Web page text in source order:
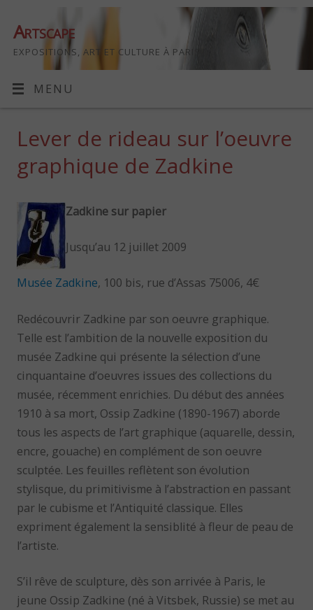
Artscape
EXPOSITIONS, ART ET CULTURE À PARIS
MENU
Lever de rideau sur l’oeuvre
graphique de Zadkine
Zadkine sur papier
Jusqu’au 12 juillet 2009
Musée Zadkine, 100 bis, rue d’Assas 75006, 4€
Redécouvrir Zadkine par son oeuvre graphique.
Telle est l’ambition de la nouvelle exposition du
musée Zadkine qui présente la sélection d’une
cinquantaine d’oeuvres issues des collections du
musée, récemment enrichies. Du début des années
1910 à sa mort, Ossip Zadkine (1890-1967) aborde
tous les aspects de l’art graphique (aquarelle, dessin,
encre, gouache) en complément de son oeuvre
sculptée. Les feuilles reflètent son évolution
stylisque, du primitivisme à l’abstraction en passant
par le cubisme et l’Antiquité classique. Elles
expriment également la sensiblité à fleur de peau de
l’artiste.
S’il rêve de sculpture, dès son arrivée à Paris, le
jeune Ossip Zadkine (né à Vitsbek, Russie) se met au